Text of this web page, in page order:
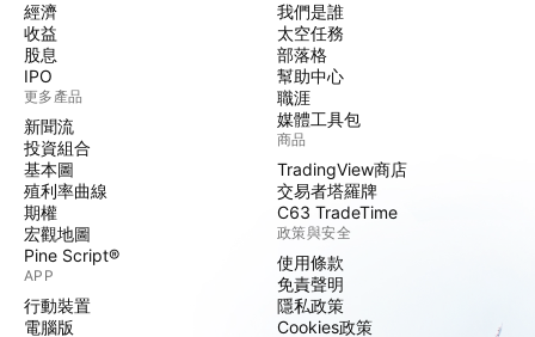
經濟
收益
股息
IPO
更多產品
新聞流
投資組合
基本圖
殖利率曲線
期權
宏觀地圖
Pine Script®
APP
行動裝置
電腦版
我們是誰
太空任務
部落格
幫助中心
職涯
媒體工具包
商品
TradingView商店
交易者塔羅牌
C63 TradeTime
政策與安全
使用條款
免責聲明
隱私政策
Cookies政策